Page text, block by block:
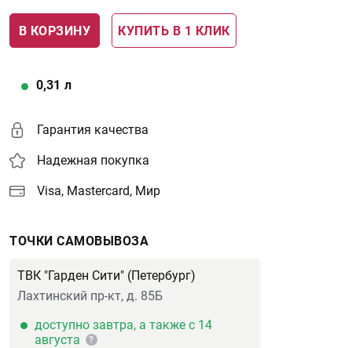
В КОРЗИНУ КУПИТЬ В 1 КЛИК
0,31 л
Гарантия качества
Надежная покупка
Visa, Mastercard, Мир
ТОЧКИ САМОВЫВОЗА
ТВК "Гарден Сити" (Петербург)
Лахтинский пр-кт, д. 85Б
доступно завтра, а также с 14
августа
?